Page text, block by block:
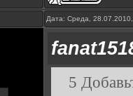
Дата: Среда,
5